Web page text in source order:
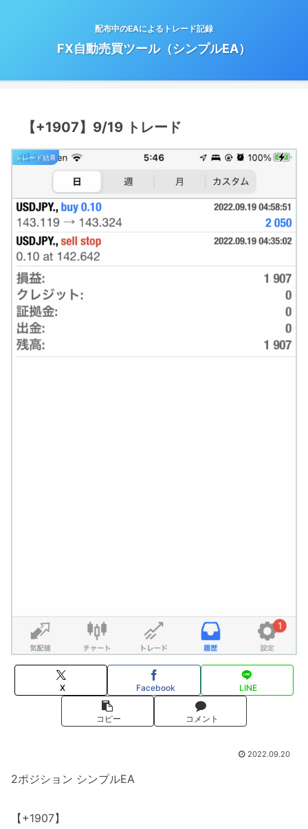
配布中のEAによるトレード記録
FX自動売買ツール（シンプルEA）
【+1907】9/19 トレード
トレード結果
X Facebook LINE
コピー コメント
2022.09.20
2ポジション シンプルEA
【+1907】